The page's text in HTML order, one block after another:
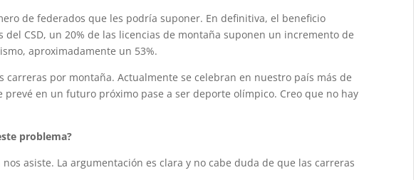
de federados que les podría suponer. En definitiva, el beneficio
del CSD, un 20% de las licencias de montaña suponen un incremento de
aproximadamente un 53%.
carreras por montaña. Actualmente se celebran en nuestro país más de
prevé en un futuro próximo pase a ser deporte olímpico. Creo que no hay
problema?
asiste. La argumentación es clara y no cabe duda de que las carreras